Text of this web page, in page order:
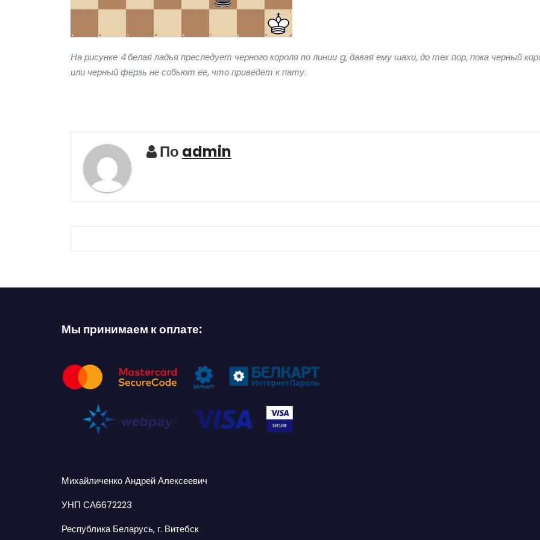
На рисунке 4 белая ладья преследует черного короля по линии g, давая ему шахи, до тех пор, пока черный
или черный ферзь не собьют ее, что приведет к пату.
По admin
Мы принимаем к оплате:
Михайличенко Андрей Алексеевич
УНП СА6672223
Республика Беларусь, г. Витебск